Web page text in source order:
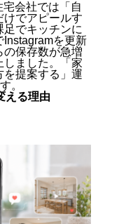
会社では「自
けでアピールす
足でキッチンに
Instagramを更新
の保存数が急増
しました。「家
を提案する」運
。
える理由